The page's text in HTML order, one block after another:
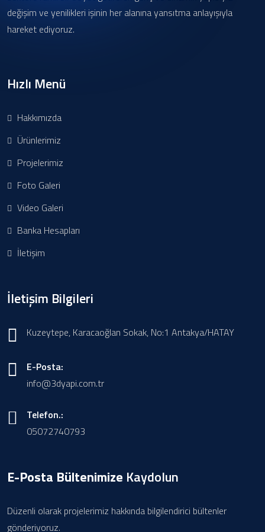
değişim ve yenilikleri işinin her alanına yansıtma anlayışıyla
hareket ediyoruz.
Hızlı Menü
Hakkımızda
Ürünlerimiz
Projelerimiz
Foto Galeri
Video Galeri
Banka Hesapları
İletişim
İletişim Bilgileri
Kuzeytepe, Karacaoğlan Sokak, No:1 Antakya/HATAY
E-Posta:
info@3dyapi.com.tr
Telefon.:
05072740793
E-Posta Bültenimize Kaydolun
Düzenli olarak projelerimiz hakkında bilgilendirici bültenler
gönderiyoruz.